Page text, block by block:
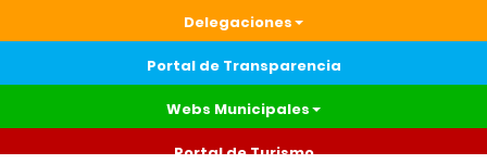
Delegaciones
Portal de Transparencia
Webs Municipales
Portal de Turismo